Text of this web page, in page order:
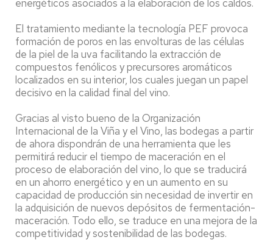
energéticos asociados a la elaboración de los caldos.
El tratamiento mediante la tecnología PEF provoca
formación de poros en las envolturas de las células
de la piel de la uva facilitando la extracción de
compuestos fenólicos y precursores aromáticos
localizados en su interior, los cuales juegan un papel
decisivo en la calidad final del vino.
Gracias al visto bueno de la Organización
Internacional de la Viña y el Vino, las bodegas a partir
de ahora dispondrán de una herramienta que les
permitirá reducir el tiempo de maceración en el
proceso de elaboración del vino, lo que se traducirá
en un ahorro energético y en un aumento en su
capacidad de producción sin necesidad de invertir en
la adquisición de nuevos depósitos de fermentación-
maceración. Todo ello, se traduce en una mejora de la
competitividad y sostenibilidad de las bodegas.